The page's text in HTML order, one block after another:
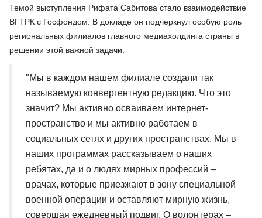
Темой выступления Рифата Сабитова стало взаимодействие
ВГТРК с Госфондом. В докладе он подчеркнул особую роль
региональных филиалов главного медиахолдинга страны в
решении этой важной задачи.
"Мы в каждом нашем филиале создали так
называемую конвергентную редакцию. Что это
значит? Мы активно осваиваем интернет-
пространство и мы активно работаем в
социальных сетях и других пространствах. Мы в
наших программах рассказываем о наших
ребятах, да и о людях мирных профессий –
врачах, которые приезжают в зону специальной
военной операции и оставляют мирную жизнь,
совершая ежедневный подвиг. О волонтерах –